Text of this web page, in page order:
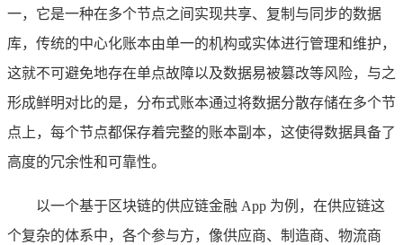
一，它是一种在多个节点之间实现共享、复制与同步的数据
库，传统的中心化账本由单一的机构或实体进行管理和维护，
这就不可避免地存在单点故障以及数据易被篡改等风险，与之
形成鲜明对比的是，分布式账本通过将数据分散存储在多个节
点上，每个节点都保存着完整的账本副本，这使得数据具备了
高度的冗余性和可靠性。
以一个基于区块链的供应链金融 App 为例，在供应链这
个复杂的体系中，各个参与方，像供应商、制造商、物流商